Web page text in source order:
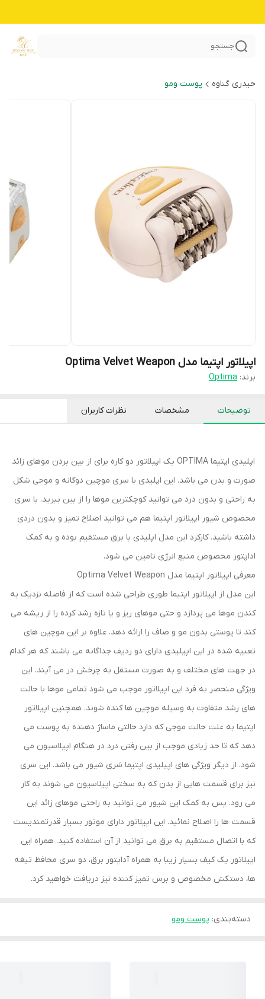
جستجو
حیدری گناوه پوست ومو
اپیلاتور اپتیما مدل Optima Velvet Weapon
برند: Optima
توضیحات مشخصات نظرات کاربران
اپلیدی اپتیما OPTIMA یک اپیلاتور دو کاره برای از بین بردن موهای زائد
صورت و بدن می باشد. این اپلیدی با سری موچین دوگانه و موجی شکل
به راحتی و بدون درد می توانید کوچکترین موها را از بین ببرید. با سری
مخصوص شیور اپیلاتور اپتیما هم می توانید اصلاح تمیز و بدون دردی
داشته باشید. کارکرد این مدل اپلیدی با برق مستقیم بوده و به کمک
اداپتور مخصوص منبع انرژی تامین می شود.
معرفی اپیلاتور اپتیما مدل Optima Velvet Weapon
این مدل از اپیلاتور اپتیما طوری طراحی شده است که از فاصله نزدیک به
کندن موها می پردازد و حتی موهای ریز و یا تازه رشد کرده را از ریشه می
کند تا پوستی بدون مو و صاف را ارائه دهد. علاوه بر این موچین های
تعبیه شده در این اپیلیدی دارای دو ردیف جداگانه می باشند که هر کدام
در جهت های مختلف و به صورت مستقل به چرخش در می آیند. این
ویژگی منحصر به فرد این اپیلاتور موجب می شود تمامی موها با حالت
های رشد متفاوت به وسیله موچین ها کنده شوند. همچنین اپیلاتور
اپتیما به علت حالت موجی که دارد حالتی ماساژ دهنده به پوست می
دهد که تا حد زیادی موجب از بین رفتن درد در هنگام اپیلاسیون می
شود. از دیگر ویژگی های اپیلیدی اپتیما سَری شیور می باشد. این سری
نیز برای قسمت هایی از بدن که به سختی اپیلاسیون می شوند به کار
می رود. پس به کمک این شیور می توانید به راحتی موهای زائد این
قسمت ها را اصلاح نمائید. این اپیلاتور دارای موتور بسیار قدرتمندیست
که با اتصال مستقیم به برق می توانید از آن استفاده کنید. همراه این
اپیلاتور یک کیف بسیار زیبا به همراه آداپتور برق، دو سری محافظ تیغه
ها، دستکش مخصوص و برس تمیز کننده نیز دریافت خواهید کرد.
دسته‌بندی: پوست ومو